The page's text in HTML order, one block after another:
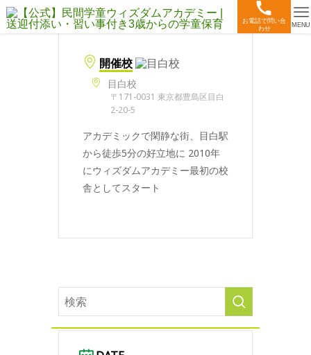
お電話で問い合
わせ
MENU
開催校
目白校
〒171-0031 東京都豊島区目白
2-20-5
アカデミックで閑静な街、目白駅
から徒歩5分の好立地に 2010年
にウィズダムアカデミー最初の校
舎としてスタート